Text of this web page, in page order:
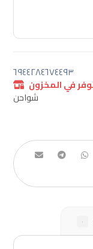
٦٩٤٤٢٨٤٦٧٤٤٩٣
في المخزون
شواحن
٠